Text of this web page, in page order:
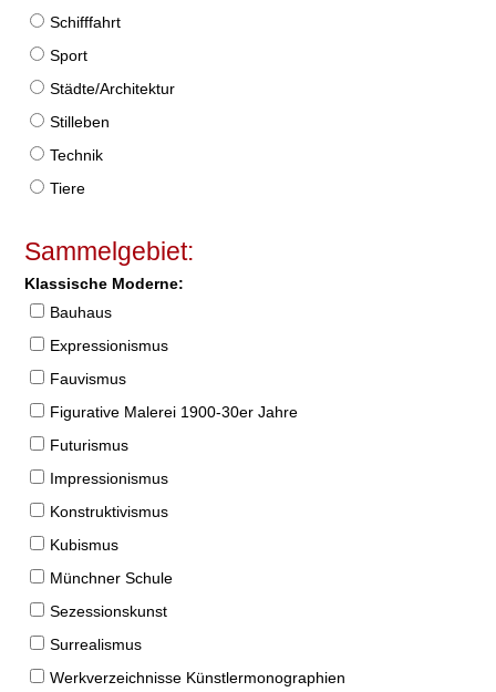
Schifffahrt
Sport
Städte/Architektur
Stilleben
Technik
Tiere
Sammelgebiet:
Klassische Moderne:
Bauhaus
Expressionismus
Fauvismus
Figurative Malerei 1900-30er Jahre
Futurismus
Impressionismus
Konstruktivismus
Kubismus
Münchner Schule
Sezessionskunst
Surrealismus
Werkverzeichnisse Künstlermonographien